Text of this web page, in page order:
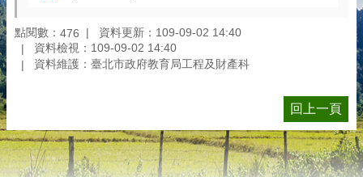
點閱數： 476
資料更新：109-09-02 14:40
資料檢視：109-09-02 14:40
資料維護：臺北市政府教育局工程及財產科
回上一頁